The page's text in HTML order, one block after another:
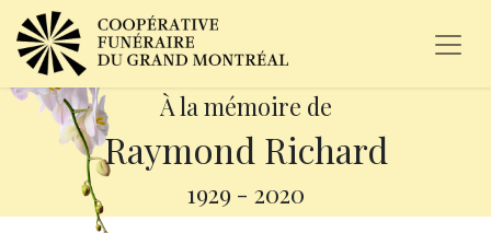
À la mémoire de
Raymond Richard
1929 - 2020